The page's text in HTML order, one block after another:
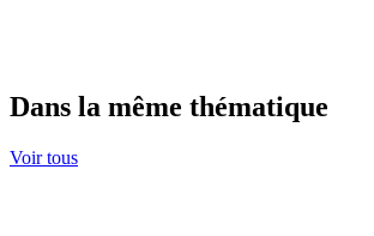
Dans la même thématique
Voir tous